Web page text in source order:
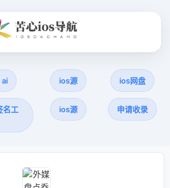
ai ios源 ios网盘
名工
ios源 申请收录